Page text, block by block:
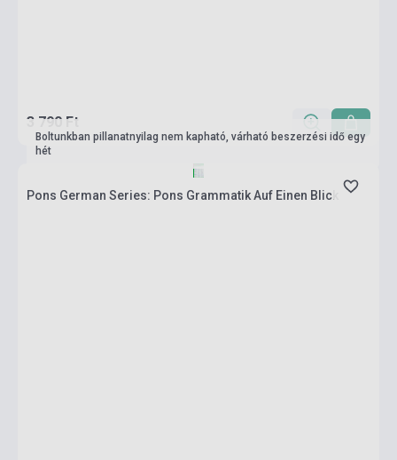
3 790 Ft
Boltunkban pillanatnyilag nem kapható, várható beszerzési idő egy
hét
Pons German Series: Pons Grammatik Auf Einen Blick